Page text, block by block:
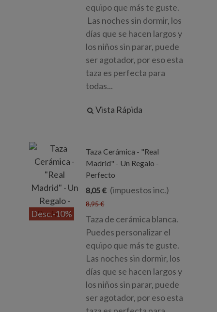
equipo que más te guste.
Las noches sin dormir, los
días que se hacen largos y
los niños sin parar, puede
ser agotador, por eso esta
taza es perfecta para
todas...
Vista Rápida
Desc.-10%
Taza Cerámica - "Real
Madrid" - Un Regalo -
Perfecto
8,05 € (impuestos inc.)
8,95 €
Taza de cerámica blanca.
Puedes personalizar el
equipo que más te guste.
Las noches sin dormir, los
días que se hacen largos y
los niños sin parar, puede
ser agotador, por eso esta